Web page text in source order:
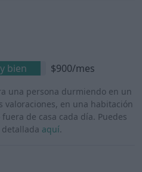
bien $900/mes
una persona durmiendo en un
valoraciones, en una habitación
de casa cada día. Puedes
aquí.